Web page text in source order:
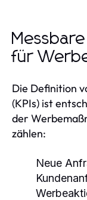
für
Die Definition
(KPIs) ist
der
zählen:
Neue